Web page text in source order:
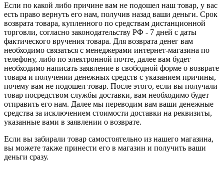
Если по какой либо причине вам не подошел наш товар, у вас
есть право вернуть его нам, получив назад ваши деньги. Срок
возврата товара, купленного по средствам дистанционной
торговли, согласно законодательству РФ - 7 дней с даты
фактического вручения товара. Для возврата денег вам
необходимо связаться с менеджерами интернет-магазина по
телефону, либо по электронной почте, далее вам будет
необходимо написать заявление в свободной форме о возврате
товара и получении денежных средств с указанием причины,
почему вам не подошел товар. После этого, если вы получали
товар посредством службы доставки, вам необходимо будет
отправить его нам. Далее мы переводим вам ваши денежные
средства за исключением стоимости доставки на реквизиты,
указанные вами в заявлении о возврате.
Если вы забирали товар самостоятельно из нашего магазина,
вы можете также принести его в магазин и получить ваши
деньги сразу.